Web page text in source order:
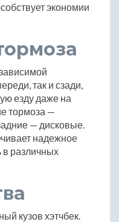
экономии
так и сзади,
езду даже на
тормоза —
— дисковые.
надежное
в различных
кузов хэтчбек.